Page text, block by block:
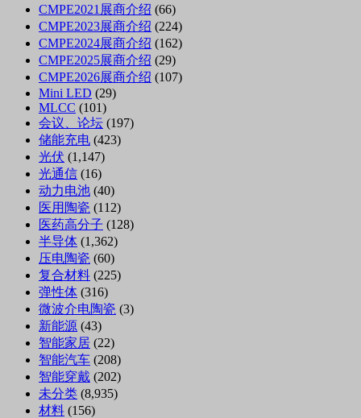
CMPE2021展商介绍 (66)
CMPE2023展商介绍 (224)
CMPE2024展商介绍 (162)
CMPE2025展商介绍 (29)
CMPE2026展商介绍 (107)
Mini LED (29)
MLCC (101)
会议、论坛 (197)
储能充电 (423)
光伏 (1,147)
光通信 (16)
动力电池 (40)
医用陶瓷 (112)
医药高分子 (128)
半导体 (1,362)
压电陶瓷 (60)
复合材料 (225)
弹性体 (316)
微波介电陶瓷 (3)
新能源 (43)
智能家居 (22)
智能汽车 (208)
智能穿戴 (202)
未分类 (8,935)
材料 (156)